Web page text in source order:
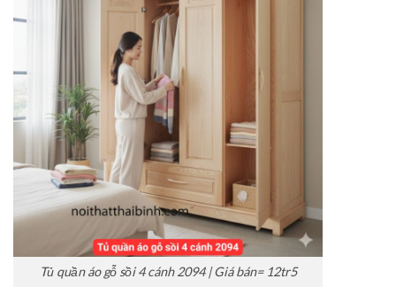
Tủ quần áo gỗ sồi 4 cánh 2094 | Giá bán= 12tr5